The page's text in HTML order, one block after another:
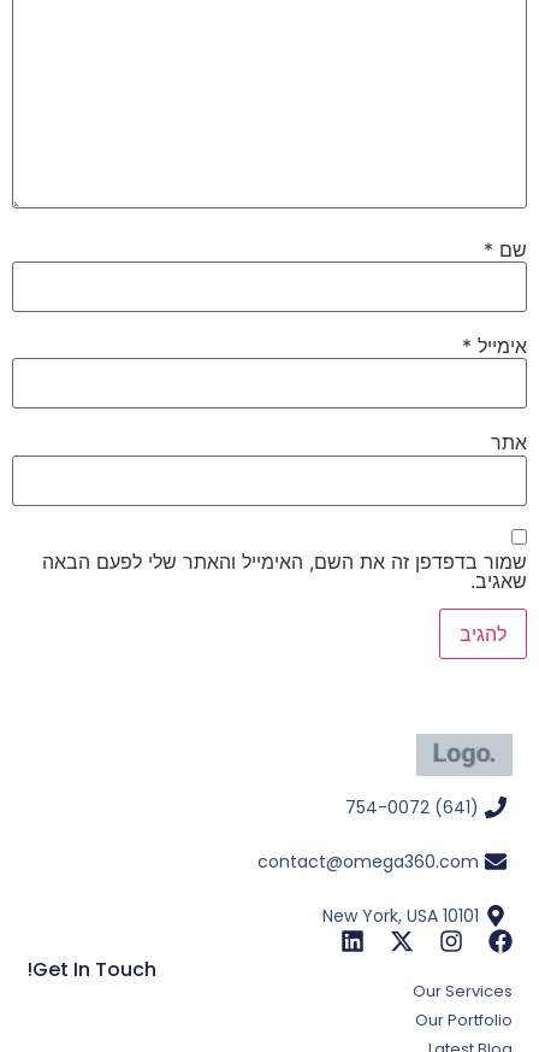
שם *
אימייל *
אתר
שמור בדפדפן זה את השם, האימייל והאתר שלי לפעם הבאה
שאגיב.
(641) 754-0072
contact@omega360.com
New York, USA 10101
Get In Touch!
Our Services
Our Portfolio